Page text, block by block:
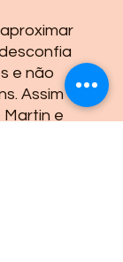
e não
Assim
Martin e